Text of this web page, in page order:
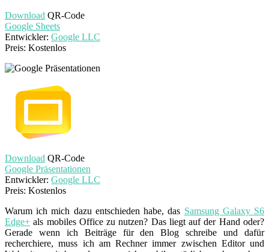
Download QR-Code
Google Sheets
Entwickler: Google LLC
Preis: Kostenlos
Download QR-Code
Google Präsentationen
Entwickler: Google LLC
Preis: Kostenlos
Warum ich mich dazu entschieden habe, das Samsung Galaxy S6
Edge+ als mobiles Office zu nutzen? Das liegt auf der Hand oder?
Gerade wenn ich Beiträge für den Blog schreibe und dafür
recherchiere, muss ich am Rechner immer zwischen Editor und